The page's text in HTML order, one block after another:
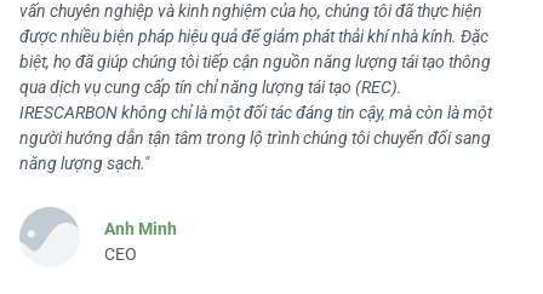
vấn chuyên nghiệp và kinh nghiệm của họ, chúng tôi đã thực hiện
được nhiều biện pháp hiệu quả để giảm phát thải khí nhà kính. Đặc
biệt, họ đã giúp chúng tôi tiếp cận nguồn năng lượng tái tạo thông
qua dịch vụ cung cấp tín chỉ năng lượng tái tạo (REC).
IRESCARBON không chỉ là một đối tác đáng tin cậy, mà còn là một
người hướng dẫn tận tâm trong lộ trình chúng tôi chuyển đổi sang
năng lượng sạch."
Anh Minh
CEO